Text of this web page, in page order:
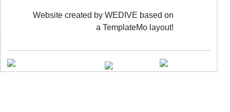
Website created by WEDIVE based on
a TemplateMo layout!